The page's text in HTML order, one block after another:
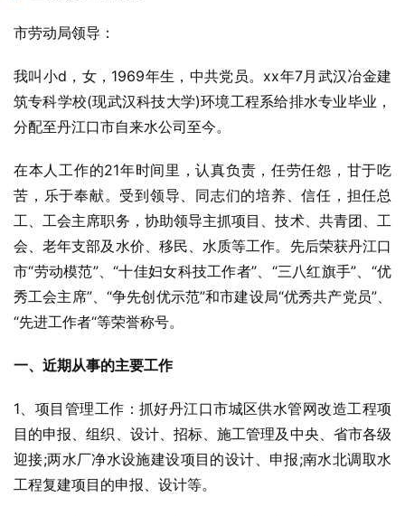
市劳动局领导：
我叫小d，女，1969年生，中共党员。xx年7月武汉冶金建
筑专科学校(现武汉科技大学)环境工程系给排水专业毕业，
分配至丹江口市自来水公司至今。
在本人工作的21年时间里，认真负责，任劳任怨，甘于吃
苦，乐于奉献。受到领导、同志们的培养、信任，担任总
工、工会主席职务，协助领导主抓项目、技术、共青团、工
会、老年支部及水价、移民、水质等工作。先后荣获丹江口
市“劳动模范”、“十佳妇女科技工作者”、“三八红旗手”、“优
秀工会主席”、“争先创优示范”和市建设局“优秀共产党员”、
“先进工作者“等荣誉称号。
一、近期从事的主要工作
1、项目管理工作：抓好丹江口市城区供水管网改造工程项
目的申报、组织、设计、招标、施工管理及中央、省市各级
迎接;两水厂净水设施建设项目的设计、申报;南水北调取水
工程复建项目的申报、设计等。